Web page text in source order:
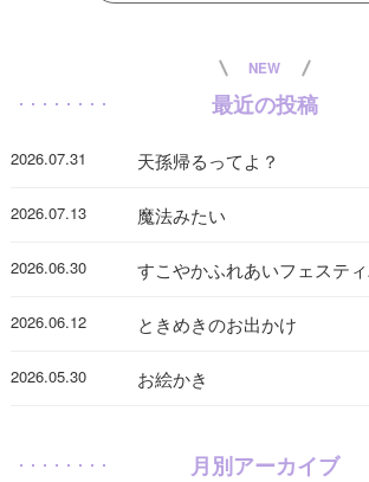
NEW
最近の投稿
2026.07.31 天孫帰るってよ？
2026.07.13 魔法みたい
2026.06.30 すこやかふれあいフェステ
2026.06.12 ときめきのお出かけ
2026.05.30 お絵かき
月別アーカイブ